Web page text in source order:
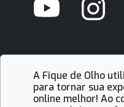
A Fique de Olho
para tornar sua
online melhor! Ao